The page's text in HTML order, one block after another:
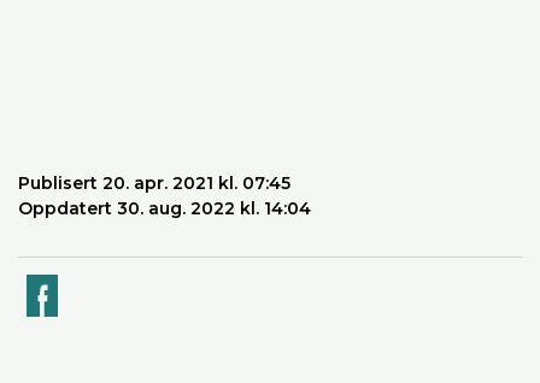
Publisert 20. apr. 2021 kl. 07:45
Oppdatert 30. aug. 2022 kl. 14:04